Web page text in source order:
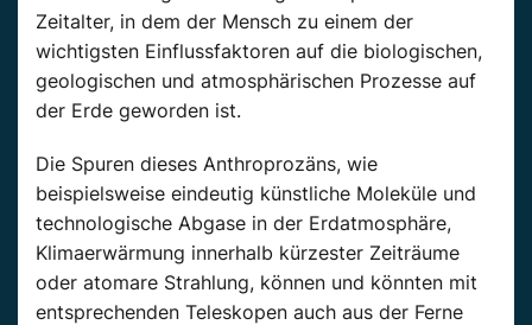
Zeitalter, in dem der Mensch zu einem der
wichtigsten Einflussfaktoren auf die biologischen,
geologischen und atmosphärischen Prozesse auf
der Erde geworden ist.
Die Spuren dieses Anthroprozäns, wie
beispielsweise eindeutig künstliche Moleküle und
technologische Abgase in der Erdatmosphäre,
Klimaerwärmung innerhalb kürzester Zeiträume
oder atomare Strahlung, können und könnten mit
entsprechenden Teleskopen auch aus der Ferne